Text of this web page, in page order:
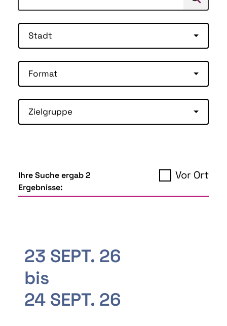
Stadt
Format
Zielgruppe
Ihre Suche ergab 2
Ergebnisse:
Vor Ort
23 SEPT. 26
bis
24 SEPT. 26